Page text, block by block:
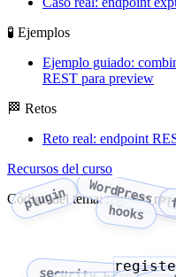
🧪 Ejemplos
Ejemplo guiado:
REST para preview
🏁 Retos
Reto real: endpoint
Recursos del curso
Código del tema:
plugin WordPress
hooks